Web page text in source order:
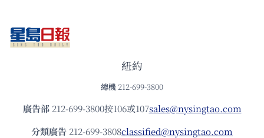
紐約
總機 212-699-3800
廣告部212-699-3800按106或107sales@nysingtao.com
分類廣告 212-699-3808classified@nysingtao.com